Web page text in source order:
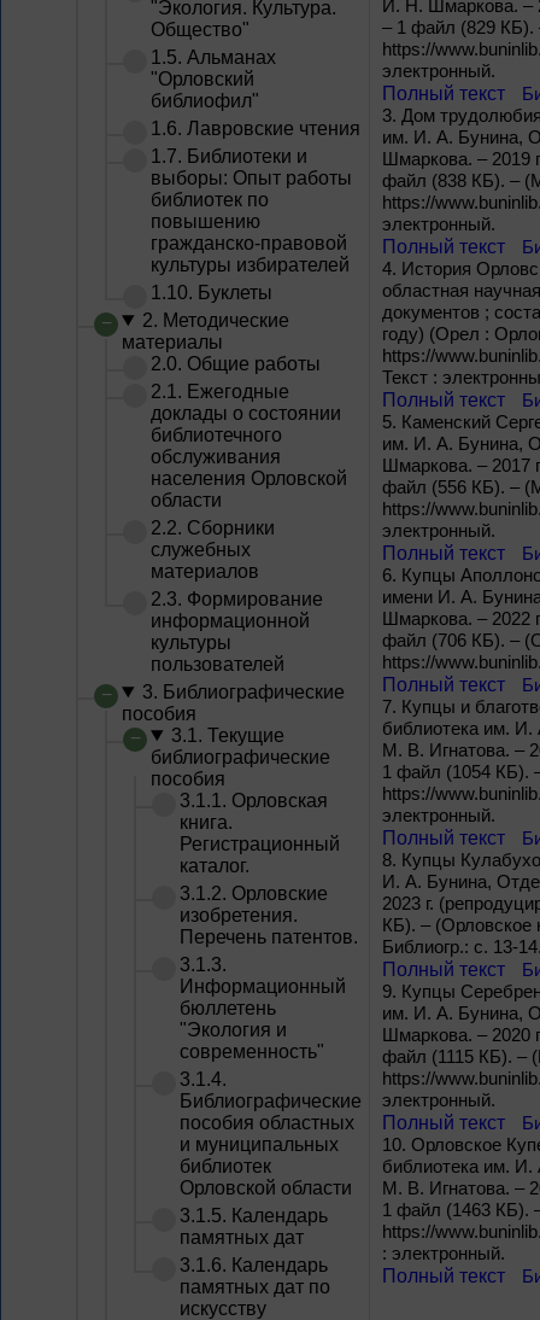
"Экология. Культура.
Общество"
1.5. Альманах
"Орловский
библиофил"
1.6. Лавровские чтения
1.7. Библиотеки и
выборы: Опыт работы
библиотек по
повышению
гражданско-правовой
культуры избирателей
1.10. Буклеты
2. Методические
материалы
2.0. Общие работы
2.1. Ежегодные
доклады о состоянии
библиотечного
обслуживания
населения Орловской
области
2.2. Сборники
служебных
материалов
2.3. Формирование
информационной
культуры
пользователей
3. Библиографические
пособия
3.1. Текущие
библиографические
пособия
3.1.1. Орловская
книга.
Регистрационный
каталог.
3.1.2. Орловские
изобретения.
Перечень патентов.
3.1.3.
Информационный
бюллетень
"Экология и
современность"
3.1.4.
Библиографические
пособия областных
и муниципальных
библиотек
Орловской области
3.1.5. Календарь
памятных дат
3.1.6. Календарь
памятных дат по
искусству
И. Н. Шмаркова. –
– 1 файл (829 КБ).
https://
электронный.
Полный текст
3. Дом
им. И. А. Бунина,
Шмаркова. – 2019
файл (838 КБ). –
https://
электронный.
Полный текст
4. История
областная
документов ;
году) (Орел :
https://
Текст :
Полный текст
5. Каменский
им. И. А. Бунина,
Шмаркова. – 2017
файл (556 КБ). –
https://
электронный.
Полный текст
6. Купцы
имени И. А.
Шмаркова. – 2022
файл (706 КБ). –
https://
Полный текст
7. Купцы и
библиотека им. И.
М. В. Игнатова. –
1 файл (1054 КБ).
https://
электронный.
Полный текст
8. Купцы
И. А. Бунина,
2023 г.
КБ). – (Орловское
Библиогр.: с. 13-
Полный текст
9. Купцы
им. И. А. Бунина,
Шмаркова. – 2020
файл (1115 КБ). –
https://
электронный.
Полный текст
10. Орловское
библиотека им. И.
М. В. Игнатова. –
1 файл (1463 КБ).
https://
: электронный.
Полный текст